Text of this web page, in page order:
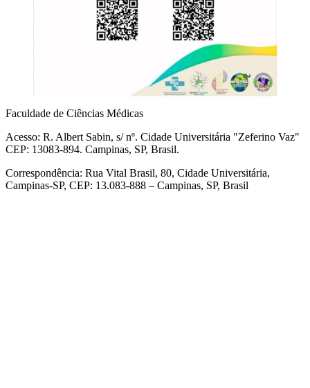
Faculdade de Ciências Médicas
Acesso: R. Albert Sabin, s/ nº. Cidade Universitária "Zeferino Vaz"
CEP: 13083-894. Campinas, SP, Brasil.
Correspondência: Rua Vital Brasil, 80, Cidade Universitária,
Campinas-SP, CEP: 13.083-888 – Campinas, SP, Brasil